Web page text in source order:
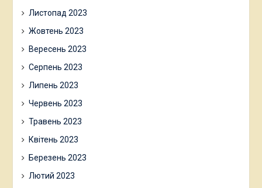
Листопад 2023
Жовтень 2023
Вересень 2023
Серпень 2023
Липень 2023
Червень 2023
Травень 2023
Квітень 2023
Березень 2023
Лютий 2023